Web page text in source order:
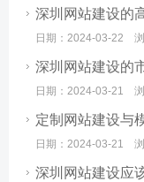
深圳网站建设的
日期：2024-03-22
深圳网站建设的
日期：2024-03-21
定制网站建设与
日期：2024-03-21
深圳网站建设应